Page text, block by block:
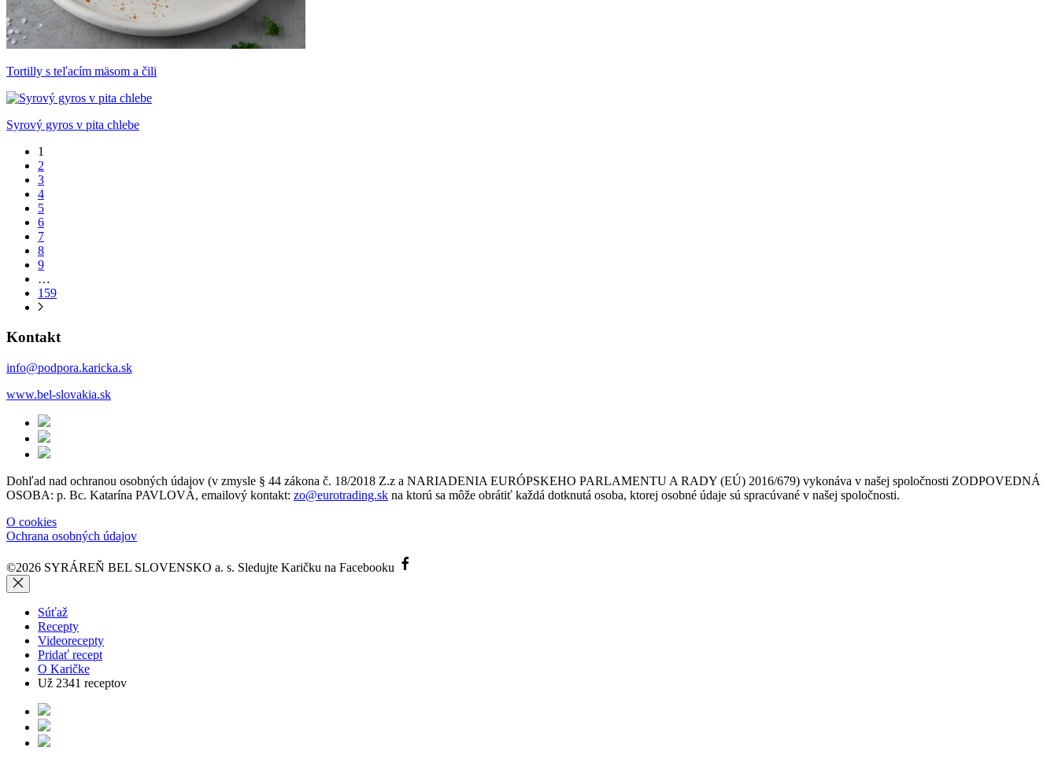
Tortilly s teľacím mäsom a čili
Syrový gyros v pita chlebe
1
2
3
4
5
6
7
8
9
…
159
Kontakt
info@podpora.karicka.sk
www.bel-slovakia.sk
Dohľad nad ochranou osobných údajov (v zmysle § 44 zákona č. 18/2018 Z.z a NARIADENIA EURÓPSKEHO PARLAMENTU A RADY (EÚ) 2016/679) vykonáva v našej spoločnosti ZODPOVEDNÁ
OSOBA: p. Bc. Katarína PAVLOVÁ, emailový kontakt: zo@eurotrading.sk na ktorú sa môže obrátiť každá dotknutá osoba, ktorej osobné údaje sú spracúvané v našej spoločnosti.
O cookies
Ochrana osobných údajov
©2026 SYRÁREŇ BEL SLOVENSKO a. s. Sledujte Karičku na Facebooku
Súťaž
Recepty
Videorecepty
Pridať recept
O Karičke
Už 2341 receptov